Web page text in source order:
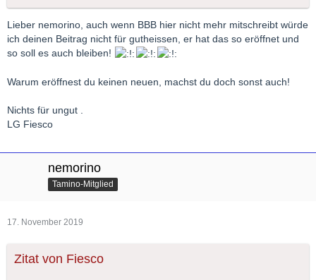
LG Nemorino
Lieber nemorino, auch wenn BBB hier nicht mehr mitschreibt würde
ich deinen Beitrag nicht für gutheissen, er hat das so eröffnet und
so soll es auch bleiben!
Warum eröffnest du keinen neuen, machst du doch sonst auch!
Nichts für ungut .
LG Fiesco
nemorino
Tamino-Mitglied
17. November 2019
Zitat von Fiesco